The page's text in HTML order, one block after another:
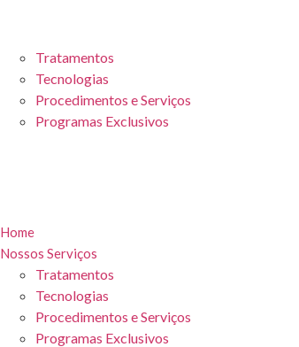
Tratamentos
Tecnologias
Procedimentos e Serviços
Programas Exclusivos
Home
Nossos Serviços
Tratamentos
Tecnologias
Procedimentos e Serviços
Programas Exclusivos